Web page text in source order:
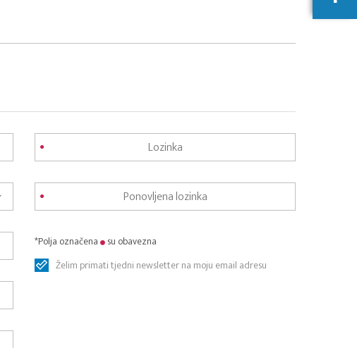
*Polja označena
su obavezna
Želim primati tjedni newsletter na moju email adresu